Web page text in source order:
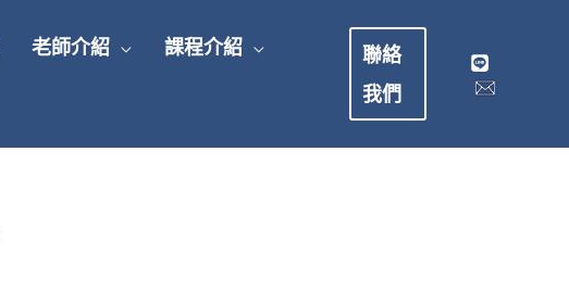
老師介紹 課程介紹
聯絡
我們